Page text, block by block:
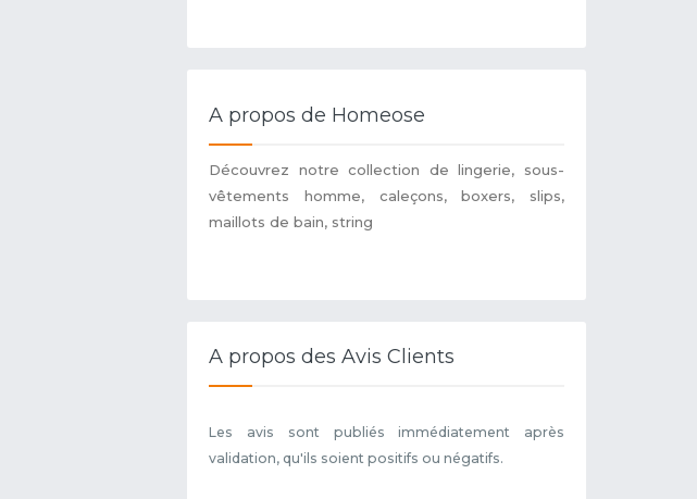
A propos de Homeose
Découvrez notre collection de lingerie, sous-
vêtements homme, caleçons, boxers, slips,
maillots de bain, string
A propos des Avis Clients
Les avis sont publiés immédiatement après
validation, qu'ils soient positifs ou négatifs.